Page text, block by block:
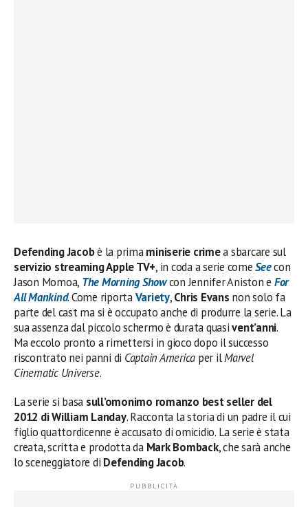
Defending Jacobè la primaminiserie crimea sbarcare sul
servizio streaming Apple TV+, in coda a serie comeSeecon
Jason Momoa, The Morning Showcon Jennifer Aniston e For
All Mankind. Come riportaVariety,Chris Evans non solo fa
parte del cast ma si è occupato anche di produrre la serie. La
sua assenza dal piccolo schermo è durata quasivent’anni.
Ma eccolo pronto a rimettersi in gioco dopo il successo
riscontrato nei panni di Captain America per ilMarvel
Cinematic Universe.
La serie si basa sull’omonimo romanzo best seller del
2012 di William Landay. Racconta la storia di un padre il cui
figlio quattordicenne è accusato di omicidio. La serie è stata
creata, scritta e prodotta da Mark Bomback, che sarà anche
lo sceneggiatore di Defending Jacob.